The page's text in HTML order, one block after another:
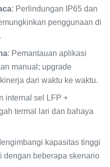
: Perlindungan IP65 dan
penggunaan di
: Pemantauan aplikasi
manual; upgrade
dari waktu ke waktu.
internal sel LFP +
termal lari dan bahaya
kapasitas tinggi
dengan beberapa skenario